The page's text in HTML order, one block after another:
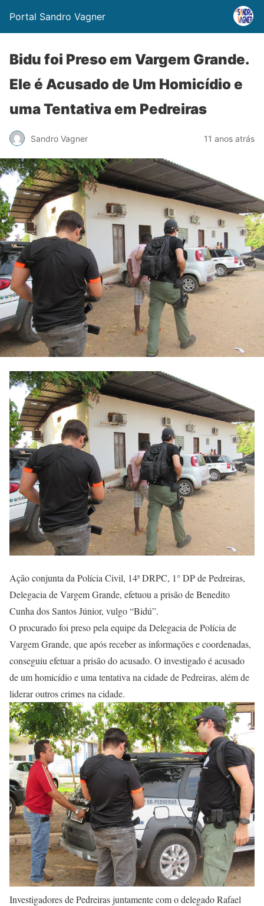
Portal Sandro Vagner
Bidu foi Preso em Vargem Grande.
Ele é Acusado de Um Homicídio e
uma Tentativa em Pedreiras
Sandro Vagner 11 anos atrás
Ação conjunta da Polícia Civil, 14ª DRPC, 1° DP de Pedreiras,
Delegacia de Vargem Grande, efetuou a prisão de Benedito
Cunha dos Santos Júnior, vulgo “Bidú”.
O procurado foi preso pela equipe da Delegacia de Polícia de
Vargem Grande, que após receber as informações e coordenadas,
conseguiu efetuar a prisão do acusado. O investigado é acusado
de um homicídio e uma tentativa na cidade de Pedreiras, além de
liderar outros crimes na cidade.
Investigadores de Pedreiras juntamente com o delegado Rafael